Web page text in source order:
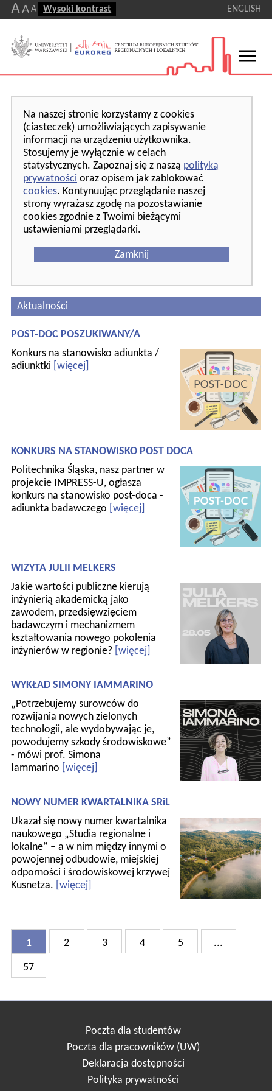
AA A Wysoki kontrast ENGLISH
Na naszej stronie korzystamy z cookies
(ciasteczek) umożliwiających zapisywanie
informacji na urządzeniu użytkownika.
Stosujemy je wyłącznie w celach
statystycznych. Zapoznaj się z naszą polityką
prywatności oraz opisem jak zablokować
cookies. Kontynuując przeglądanie naszej
strony wyrażasz zgodę na pozostawianie
cookies zgodnie z Twoimi bieżącymi
ustawieniami przeglądarki.
Zamknij
Aktualności
POST-DOC POSZUKIWANY/A
Konkurs na stanowisko adiunkta /
adiunktki [więcej]
KONKURS NA STANOWISKO POST DOCA
Politechnika Śląska, nasz partner w
projekcie IMPRESS-U, ogłasza
konkurs na stanowisko post-doca -
adiunkta badawczego [więcej]
WIZYTA JULII MELKERS
Jakie wartości publiczne kierują
inżynierią akademicką jako
zawodem, przedsięwzięciem
badawczym i mechanizmem
kształtowania nowego pokolenia
inżynierów w regionie? [więcej]
WYKŁAD SIMONY IAMMARINO
„Potrzebujemy surowców do
rozwijania nowych zielonych
technologii, ale wydobywając je,
powodujemy szkody środowiskowe”
- mówi prof. Simona
Iammarino [więcej]
NOWY NUMER KWARTALNIKA SRiL
Ukazał się nowy numer kwartalnika
naukowego „Studia regionalne i
lokalne” – a w nim między innymi o
powojennej odbudowie, miejskiej
odporności i środowiskowej krzywej
Kusnetza. [więcej]
1 2 3 4 5 ...
57
Poczta dla studentów
Poczta dla pracowników (UW)
Deklaracja dostępności
Polityka prywatności